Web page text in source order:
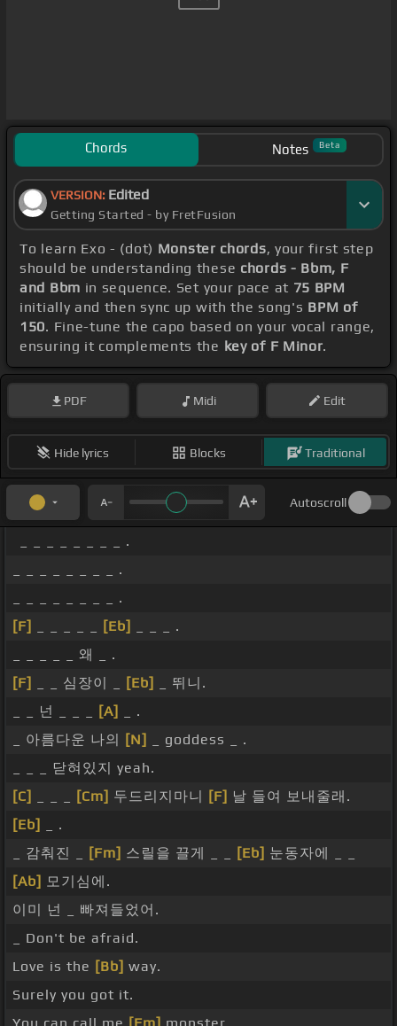
Chords Notes Beta
VERSION: Edited
Getting Started - by FretFusion
To learn Exo - (dot) Monster chords, your first step
should be understanding these chords - Bbm, F
and Bbm in sequence. Set your pace at 75 BPM
initially and then sync up with the song's BPM of
150. Fine-tune the capo based on your vocal range,
ensuring it complements the key of F Minor.
PDF Midi Edit
Hide lyrics Blocks Traditional
Autoscroll
_ _ _ _ _ _ _ _ .
_ _ _ _ _ _ _ _ .
_ _ _ _ _ _ _ _ .
[F]
[Eb]
_ _ _ .
_ _ _ _ _ 왜 _ .
[F]
_ _ 심장이 _ [Eb]
_ 뛰니.
_ _ 넌 _ _ _
[A]
_ .
_ 아름다운 나의
[N]
_ goddess _ .
_ _ _ 닫혀있지 yeah.
[C]
[Cm] 두드리지마니 [F] 날 들여 보내줄래.
[Eb]
_ .
_ 감춰진 _
[Fm] 스릴을 끌게 _ _ [Eb] 눈동자에 _ _
[Ab] 모기심에.
이미 넌 _ 빠져들었어.
_ Don't be afraid.
Love is the [Bb] way.
Surely you got it.